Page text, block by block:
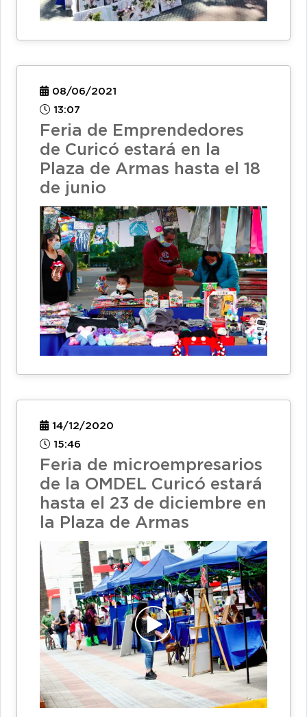
08/06/2021
13:07
Feria de Emprendedores
de Curicó estará en la
Plaza de Armas hasta el 18
de junio
14/12/2020
15:46
Feria de microempresarios
de la OMDEL Curicó estará
hasta el 23 de diciembre en
la Plaza de Armas